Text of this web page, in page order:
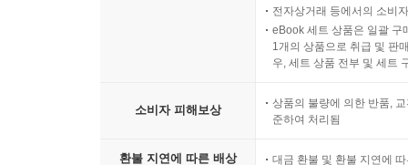
전자상거래 등에서의 소비
eBook 세트 상품은 일괄 구
1개의 상품으로 취급 및 판
우, 세트 상품 전부 및 세트
소비자 피해보상
상품의 불량에 의한 반품,
준하여 처리됨
환불 지연에 따른 배상 대금 환불 및 환불 지연에